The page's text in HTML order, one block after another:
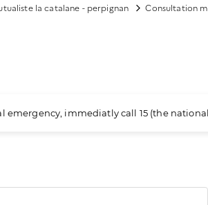
la catalane - perpignan Consultation
emergency, immediatly call 15 (the